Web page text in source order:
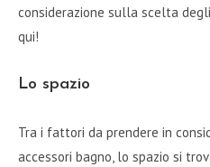
considerazione sulla scelta
qui!
Lo spazio
Tra i fattori da prendere in
accessori bagno, lo spazio si